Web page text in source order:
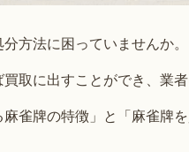
方法に困っていませんか。
取に出すことができ、業
雀牌の特徴」と「麻雀牌